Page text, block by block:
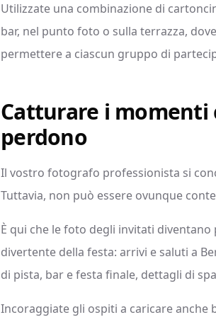
Utilizzate una combinazione di
bar, nel punto foto o sulla terrazza,
permettere a ciascun gruppo di
Catturare i momenti
perdono
Il vostro fotografo professionista si
Tuttavia, non può essere ovunque
È qui che le foto degli invitati
divertente della festa: arrivi e saluti a
di pista, bar e festa finale, dettagli di
Incoraggiate gli ospiti a caricare anche